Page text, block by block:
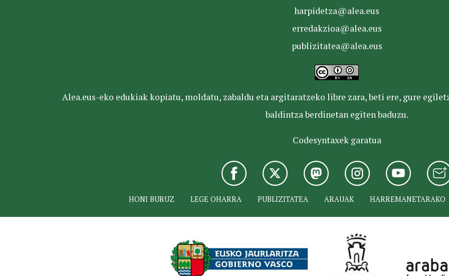
harpidetza@alea.eus
erredakzioa@alea.eus
publizitatea@alea.eus
Alea.eus-eko edukiak kopiatu, moldatu, zabaldu eta argitaratzeko libre zara, beti ere, gure
baldintza berdinetan egiten baduzu.
Codesyntaxek garatua
HONI BURUZ LEGE OHARRA PUBLIZITATEA ARAUAK HARREMANETARAKO